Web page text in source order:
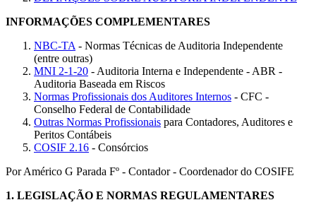
INFORMAÇÕES COMPLEMENTARES
NBC-TA - Normas Técnicas de Auditoria Independente
(entre outras)
MNI 2-1-20 - Auditoria Interna e Independente - ABR -
Auditoria Baseada em Riscos
Normas Profissionais dos Auditores Internos - CFC -
Conselho Federal de Contabilidade
Outras Normas Profissionais para Contadores, Auditores e
Peritos Contábeis
COSIF 2.16 - Consórcios
Por Américo G Parada Fº - Contador - Coordenador do COSIFE
1. LEGISLAÇÃO E NORMAS REGULAMENTARES